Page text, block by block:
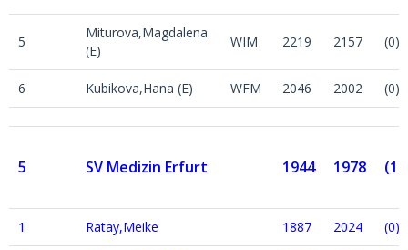
5
Miturova,Magdalena
(E)
WIM 2219 2157 (0)
6 Kubikova,Hana (E) WFM 2046 2002 (0)
5 SV Medizin Erfurt 1944 1978 (1)
1 Ratay,Meike 1887 2024 (0)